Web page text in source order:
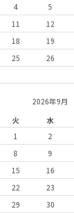
4 5
11 12
18 19
25 26
2026年9月
火 水
1
2
8 9
15 16
22 23
29 30